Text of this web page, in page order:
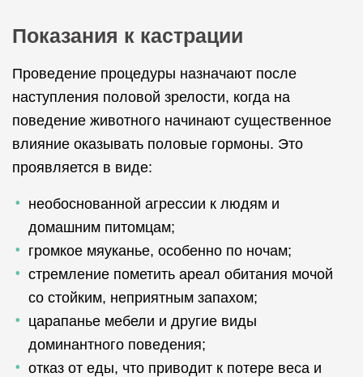
Показания к кастрации
Проведение процедуры назначают после
наступления половой зрелости, когда на
поведение животного начинают существенное
влияние оказывать половые гормоны. Это
проявляется в виде:
необоснованной агрессии к людям и
домашним питомцам;
громкое мяуканье, особенно по ночам;
стремление пометить ареал обитания мочой
со стойким, неприятным запахом;
царапанье мебели и другие виды
доминантного поведения;
отказ от еды, что приводит к потере веса и